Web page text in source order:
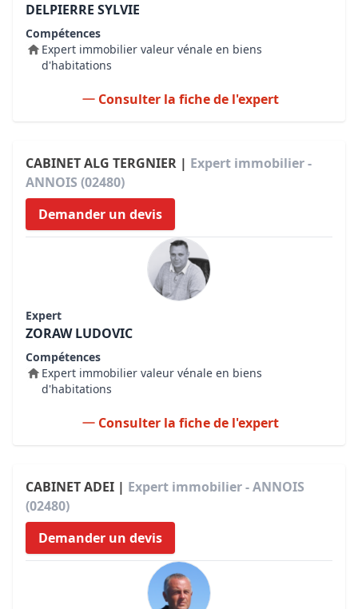
DELPIERRE SYLVIE
Compétences
Expert immobilier valeur vénale en biens
d'habitations
Consulter la fiche de l'expert
CABINET ALG TERGNIER | Expert immobilier -
ANNOIS (02480)
Demander un devis
Expert
ZORAW LUDOVIC
Compétences
Expert immobilier valeur vénale en biens
d'habitations
Consulter la fiche de l'expert
CABINET ADEI | Expert immobilier - ANNOIS
(02480)
Demander un devis